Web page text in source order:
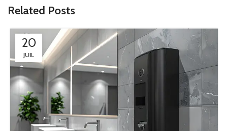
Related Posts
20
JUIL